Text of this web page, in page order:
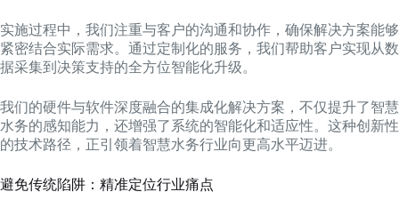
实施过程中，我们注重与客户的沟通和协作，确保解决方案能够
紧密结合实际需求。通过定制化的服务，我们帮助客户实现从数
据采集到决策支持的全方位智能化升级。
我们的硬件与软件深度融合的集成化解决方案，不仅提升了智慧
水务的感知能力，还增强了系统的智能化和适应性。这种创新性
的技术路径，正引领着智慧水务行业向更高水平迈进。
避免传统陷阱：精准定位行业痛点